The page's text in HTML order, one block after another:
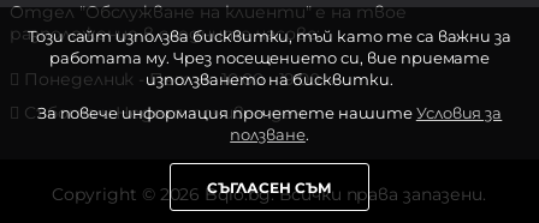
Отдел "Обслужване на клиенти" е на твое
разположение в следните часове:
Понеделник - Петък: 10:00 - 19:00 ч.
Събота и Неделя: почивен ден
Copyright © 2026 Bqlo.bg. Всички права запазени.
Този сайт използва бисквитки, тъй като те са важни за
работата му. Чрез посещението си, вие приемате
използването на бисквитки.
За повече информация прочетете нашитеУсловия за
ползване.
СЪГЛАСЕН СЪМ